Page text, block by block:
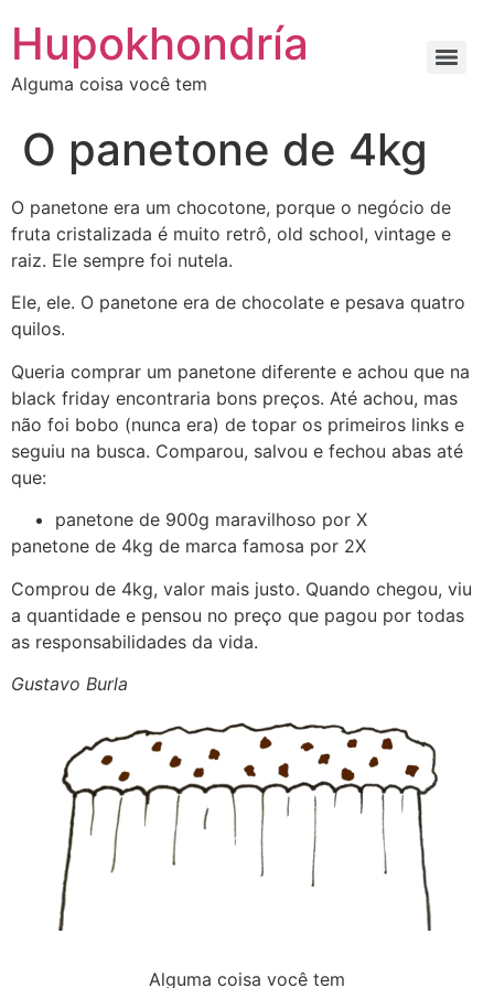
para
conteúdo
Hupokhondría
Alguma coisa você tem
O panetone de 4kg
O panetone era um chocotone, porque o negócio de
fruta cristalizada é muito retrô, old school, vintage e
raiz. Ele sempre foi nutela.
Ele, ele. O panetone era de chocolate e pesava quatro
quilos.
Queria comprar um panetone diferente e achou que na
black friday encontraria bons preços. Até achou, mas
não foi bobo (nunca era) de topar os primeiros links e
seguiu na busca. Comparou, salvou e fechou abas até
que:
panetone de 900g maravilhoso por X
panetone de 4kg de marca famosa por 2X
Comprou de 4kg, valor mais justo. Quando chegou, viu
a quantidade e pensou no preço que pagou por todas
as responsabilidades da vida.
Gustavo Burla
Alguma coisa você tem